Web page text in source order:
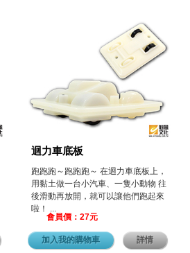
迴力車底板
跑跑跑～跑跑跑～ 在迴力車底板上，
用黏土做一台小汽車、一隻小動物 往
後滑動再放開，就可以讓他們跑起來
啦！ ...
會員價：27元
加入我的購物車 詳情